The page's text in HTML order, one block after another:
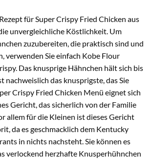
für Super Crispy Fried Chicken aus
unvergleichliche Köstlichkeit. Um
zuzubereiten, die praktisch sind und
verwenden Sie einfach Kobe Flour
Das knusprige Hähnchen hält sich bis
nachweislich das knusprigste, das Sie
Crispy Fried Chicken Menü eignet sich
Gericht, das sicherlich von der Familie
allem für die Kleinen ist dieses Gericht
da es geschmacklich dem Kentucky
in nichts nachsteht. Sie können es
verlockend herzhafte Knusperhühnchen